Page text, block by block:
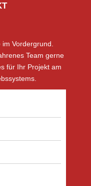
Vordergrund.
Team gerne
für Ihr Projekt am